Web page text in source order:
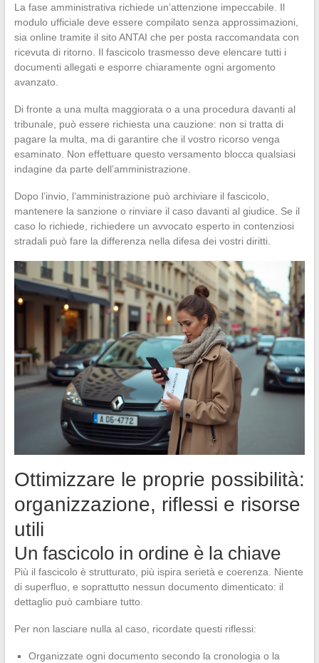
La fase amministrativa richiede un’attenzione impeccabile. Il
modulo ufficiale deve essere compilato senza approssimazioni,
sia online tramite il sito ANTAI che per posta raccomandata con
ricevuta di ritorno. Il fascicolo trasmesso deve elencare tutti i
documenti allegati e esporre chiaramente ogni argomento
avanzato.
Di fronte a una multa maggiorata o a una procedura davanti al
tribunale, può essere richiesta una cauzione: non si tratta di
pagare la multa, ma di garantire che il vostro ricorso venga
esaminato. Non effettuare questo versamento blocca qualsiasi
indagine da parte dell’amministrazione.
Dopo l’invio, l’amministrazione può archiviare il fascicolo,
mantenere la sanzione o rinviare il caso davanti al giudice. Se il
caso lo richiede, richiedere un avvocato esperto in contenziosi
stradali può fare la differenza nella difesa dei vostri diritti.
Ottimizzare le proprie possibilità:
organizzazione, riflessi e risorse
utili
Un fascicolo in ordine è la chiave
Più il fascicolo è strutturato, più ispira serietà e coerenza. Niente
di superfluo, e soprattutto nessun documento dimenticato: il
dettaglio può cambiare tutto.
Per non lasciare nulla al caso, ricordate questi riflessi:
Organizzate ogni documento secondo la cronologia o la